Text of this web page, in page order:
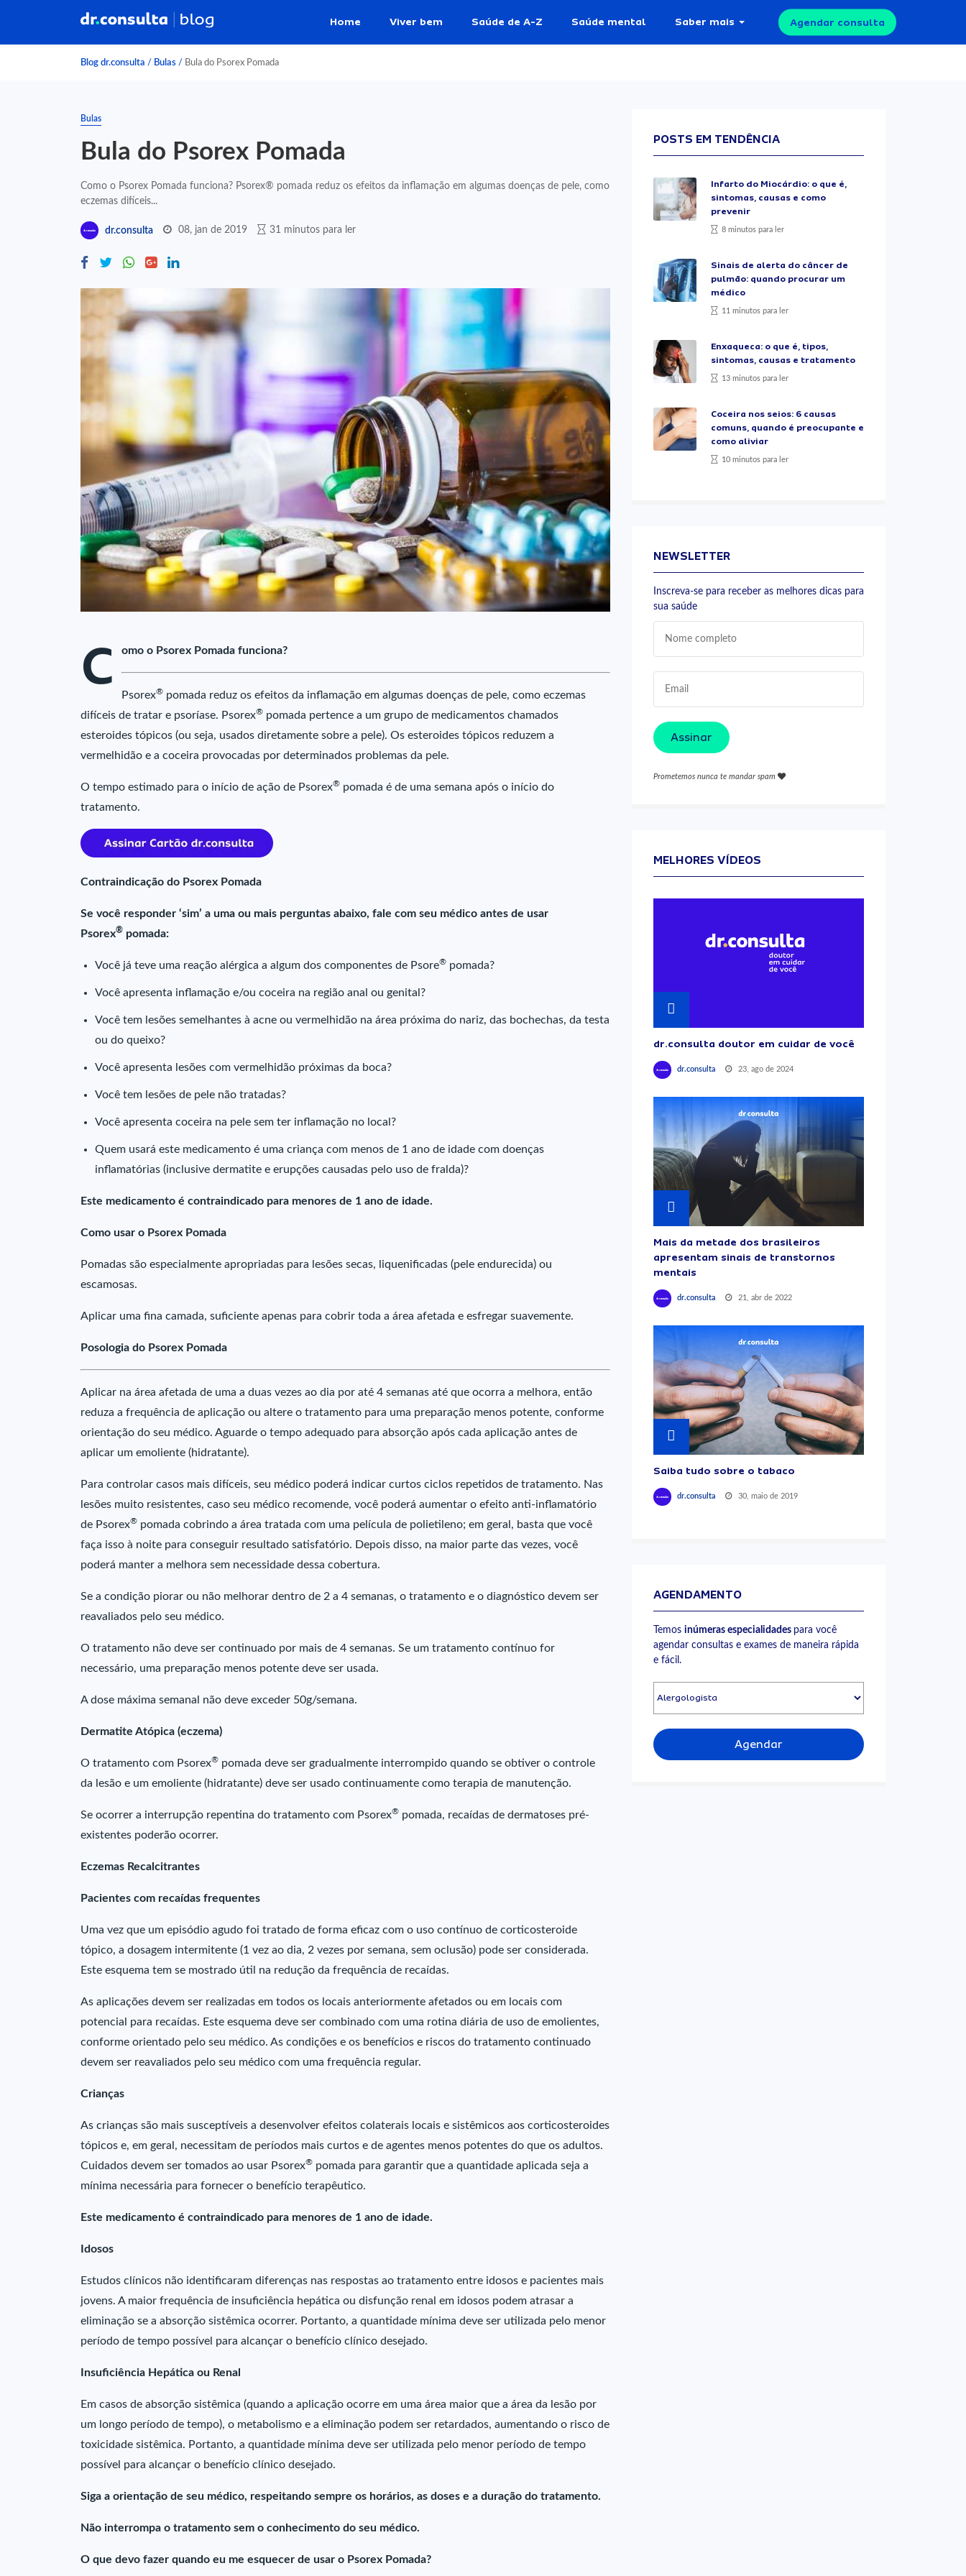
Home Viver bem Saúde de A-Z Saúde mental Saber mais Agendar consulta
Blog dr.consulta / Bulas / Bula do Psorex Pomada
Bulas
Bula do Psorex Pomada
Como o Psorex Pomada funciona? Psorex® pomada reduz os efeitos da inflamação em algumas doenças de pele, como
eczemas difíceis...
dr.consulta 08, jan de 2019 31 minutos para ler
C omo o Psorex Pomada funciona?
Psorex® pomada reduz os efeitos da inflamação em algumas doenças de pele, como eczemas
difíceis de tratar e psoríase. Psorex® pomada pertence a um grupo de medicamentos chamados
esteroides tópicos (ou seja, usados diretamente sobre a pele). Os esteroides tópicos reduzem a
vermelhidão e a coceira provocadas por determinados problemas da pele.
O tempo estimado para o início de ação de Psorex® pomada é de uma semana após o início do
tratamento.
Contraindicação do Psorex Pomada
Se você responder ‘sim’ a uma ou mais perguntas abaixo, fale com seu médico antes de usar
Psorex® pomada:
Você já teve uma reação alérgica a algum dos componentes de Psore® pomada?
Você apresenta inflamação e/ou coceira na região anal ou genital?
Você tem lesões semelhantes à acne ou vermelhidão na área próxima do nariz, das bochechas, da testa
ou do queixo?
Você apresenta lesões com vermelhidão próximas da boca?
Você tem lesões de pele não tratadas?
Você apresenta coceira na pele sem ter inflamação no local?
Quem usará este medicamento é uma criança com menos de 1 ano de idade com doenças
inflamatórias (inclusive dermatite e erupções causadas pelo uso de fralda)?
Este medicamento é contraindicado para menores de 1 ano de idade.
Como usar o Psorex Pomada
Pomadas são especialmente apropriadas para lesões secas, liquenificadas (pele endurecida) ou
escamosas.
Aplicar uma fina camada, suficiente apenas para cobrir toda a área afetada e esfregar suavemente.
Posologia do Psorex Pomada
Aplicar na área afetada de uma a duas vezes ao dia por até 4 semanas até que ocorra a melhora, então
reduza a frequência de aplicação ou altere o tratamento para uma preparação menos potente, conforme
orientação do seu médico. Aguarde o tempo adequado para absorção após cada aplicação antes de
aplicar um emoliente (hidratante).
Para controlar casos mais difíceis, seu médico poderá indicar curtos ciclos repetidos de tratamento. Nas
lesões muito resistentes, caso seu médico recomende, você poderá aumentar o efeito anti-inflamatório
de Psorex® pomada cobrindo a área tratada com uma película de polietileno; em geral, basta que você
faça isso à noite para conseguir resultado satisfatório. Depois disso, na maior parte das vezes, você
poderá manter a melhora sem necessidade dessa cobertura.
Se a condição piorar ou não melhorar dentro de 2 a 4 semanas, o tratamento e o diagnóstico devem ser
reavaliados pelo seu médico.
O tratamento não deve ser continuado por mais de 4 semanas. Se um tratamento contínuo for
necessário, uma preparação menos potente deve ser usada.
A dose máxima semanal não deve exceder 50g/semana.
Dermatite Atópica (eczema)
O tratamento com Psorex® pomada deve ser gradualmente interrompido quando se obtiver o controle
da lesão e um emoliente (hidratante) deve ser usado continuamente como terapia de manutenção.
Se ocorrer a interrupção repentina do tratamento com Psorex® pomada, recaídas de dermatoses pré-
existentes poderão ocorrer.
Eczemas Recalcitrantes
Pacientes com recaídas frequentes
Uma vez que um episódio agudo foi tratado de forma eficaz com o uso contínuo de corticosteroide
tópico, a dosagem intermitente (1 vez ao dia, 2 vezes por semana, sem oclusão) pode ser considerada.
Este esquema tem se mostrado útil na redução da frequência de recaídas.
As aplicações devem ser realizadas em todos os locais anteriormente afetados ou em locais com
potencial para recaídas. Este esquema deve ser combinado com uma rotina diária de uso de emolientes,
conforme orientado pelo seu médico. As condições e os benefícios e riscos do tratamento continuado
devem ser reavaliados pelo seu médico com uma frequência regular.
Crianças
As crianças são mais susceptíveis a desenvolver efeitos colaterais locais e sistêmicos aos corticosteroides
tópicos e, em geral, necessitam de períodos mais curtos e de agentes menos potentes do que os adultos.
Cuidados devem ser tomados ao usar Psorex® pomada para garantir que a quantidade aplicada seja a
mínima necessária para fornecer o benefício terapêutico.
Este medicamento é contraindicado para menores de 1 ano de idade.
Idosos
Estudos clínicos não identificaram diferenças nas respostas ao tratamento entre idosos e pacientes mais
jovens. A maior frequência de insuficiência hepática ou disfunção renal em idosos podem atrasar a
eliminação se a absorção sistêmica ocorrer. Portanto, a quantidade mínima deve ser utilizada pelo menor
período de tempo possível para alcançar o benefício clínico desejado.
Insuficiência Hepática ou Renal
Em casos de absorção sistêmica (quando a aplicação ocorre em uma área maior que a área da lesão por
um longo período de tempo), o metabolismo e a eliminação podem ser retardados, aumentando o risco de
toxicidade sistêmica. Portanto, a quantidade mínima deve ser utilizada pelo menor período de tempo
possível para alcançar o benefício clínico desejado.
Siga a orientação de seu médico, respeitando sempre os horários, as doses e a duração do tratamento.
Não interrompa o tratamento sem o conhecimento do seu médico.
O que devo fazer quando eu me esquecer de usar o Psorex Pomada?
POSTS EM TENDÊNCIA
Infarto do Miocárdio: o que é,
sintomas, causas e como
prevenir
8 minutos para ler
Sinais de alerta do câncer de
pulmão: quando procurar um
médico
11 minutos para ler
Enxaqueca: o que é, tipos,
sintomas, causas e tratamento
13 minutos para ler
Coceira nos seios: 6 causas
comuns, quando é preocupante e
como aliviar
10 minutos para ler
NEWSLETTER
Inscreva-se para receber as melhores dicas para
sua saúde
Assinar
Prometemos nunca te mandar spam
MELHORES VÍDEOS
dr.consulta doutor em cuidar de você
dr.consulta 23, ago de 2024
Mais da metade dos brasileiros
apresentam sinais de transtornos
mentais
dr.consulta 21, abr de 2022
Saiba tudo sobre o tabaco
dr.consulta 30, maio de 2019
AGENDAMENTO
Temos inúmeras especialidades para você
agendar consultas e exames de maneira rápida
e fácil.
Agendar